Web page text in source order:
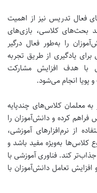
فعال تدریس نیز از اهمیت
بحث‌های کلاسی، بازی‌های
را به‌طور فعال درگیر
یادگیری از طریق تجربه
با هدف افزایش مشارکت
پویا انجام می‌شود.
به معلمان کلاس‌های چندپایه
کرده و دانش‌آموزان را
از نرم‌افزارهای آموزشی،
کلاس‌ها به‌ویژه مفید باشد و
کند. فناوری آموزشی با
تعامل دانش‌آموزان با